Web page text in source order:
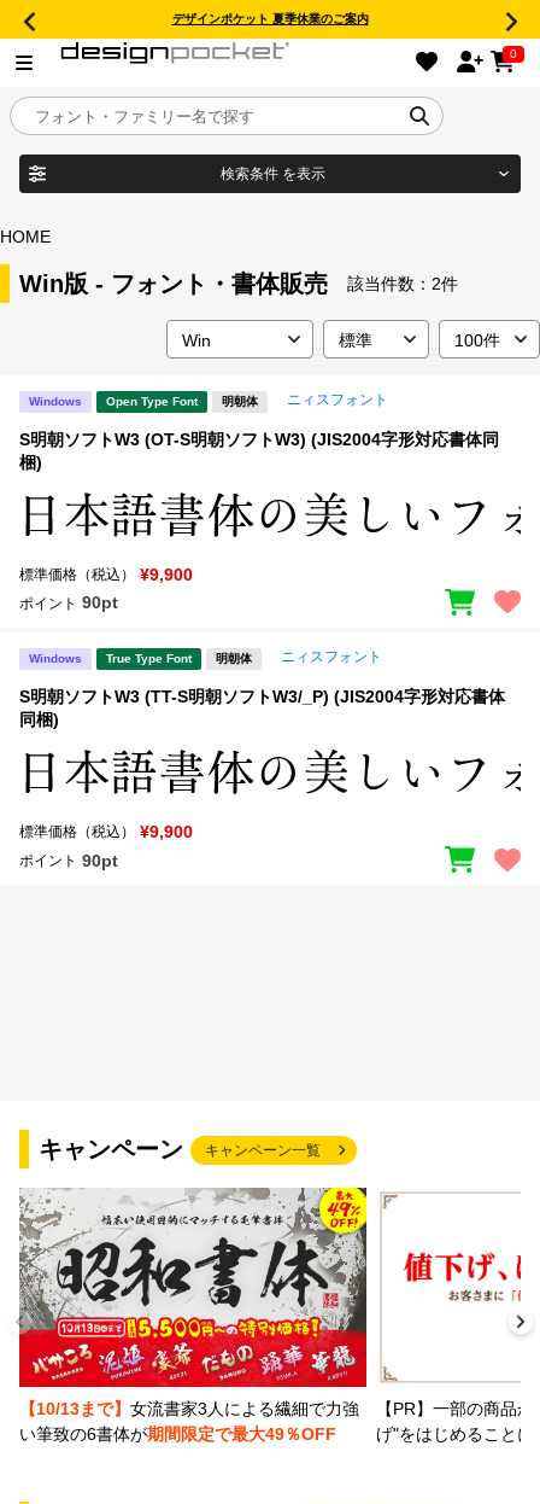
デザインポケット 夏季休業のご案内
0
目的別フォントガイド
年間ライセンス商品
カート
マイページ
お気に入り
ご利用ガイド
検索条件 を表示
タイプフェイス
明朝体
宋朝体 清朝体
教科書体
草書体 勘亭流
文字種類
価格帯
〜
リセット
HOME
Win版 - フォント・書体販売 該当件数： 2件
Windows Open Type Font 明朝体 ニィスフォント
S明朝ソフトW3 (OT-S明朝ソフトW3) (JIS2004字形対応書体同
梱)
標準価格（税込） ¥9,900
ポイント 90pt
Windows True Type Font 明朝体 ニィスフォント
S明朝ソフトW3 (TT-S明朝ソフトW3/_P) (JIS2004字形対応書体
同梱)
標準価格（税込） ¥9,900
ポイント 90pt
キャンペーン キャンペーン一覧
【10/13まで】 女流書家3人による繊細で力強
い筆致の6書体が期間限定で最大49％OFF
【PR】一部の商品
げ"をはじめること